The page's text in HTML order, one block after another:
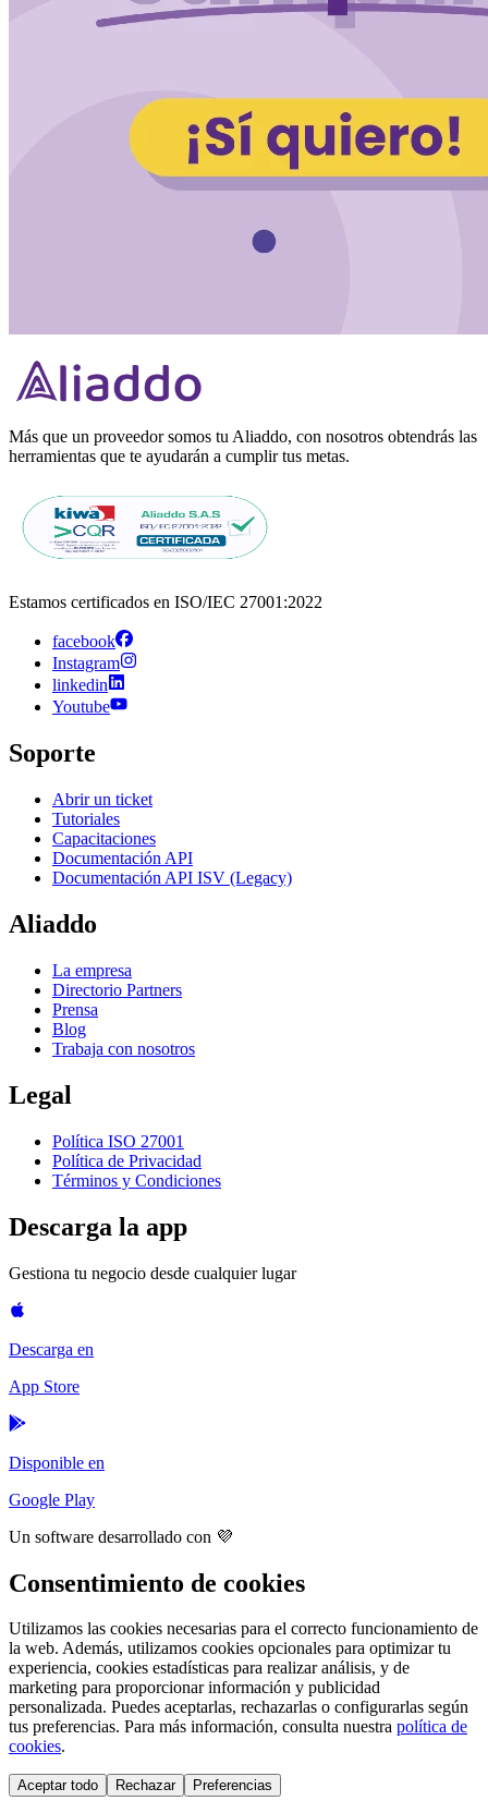
Más que un proveedor somos tu Aliaddo, con nosotros obtendrás las
herramientas que te ayudarán a cumplir tus metas.
Estamos certificados en ISO/IEC 27001:2022
facebook
Instagram
linkedin
Youtube
Soporte
Abrir un ticket
Tutoriales
Capacitaciones
Documentación API
Documentación API ISV (Legacy)
Aliaddo
La empresa
Directorio Partners
Prensa
Blog
Trabaja con nosotros
Legal
Política ISO 27001
Política de Privacidad
Términos y Condiciones
Descarga la app
Gestiona tu negocio desde cualquier lugar
Descarga en
App Store
Disponible en
Google Play
Un software desarrollado con 💜
Consentimiento de cookies
Utilizamos las cookies necesarias para el correcto funcionamiento de
la web. Además, utilizamos cookies opcionales para optimizar tu
experiencia, cookies estadísticas para realizar análisis, y de
marketing para proporcionar información y publicidad
personalizada. Puedes aceptarlas, rechazarlas o configurarlas según
tus preferencias. Para más información, consulta nuestra política de
cookies.
Aceptar todo Rechazar Preferencias